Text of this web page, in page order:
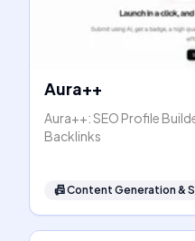
Aura++
Aura++: SEO Profile
Backlinks
📠Content Generation &